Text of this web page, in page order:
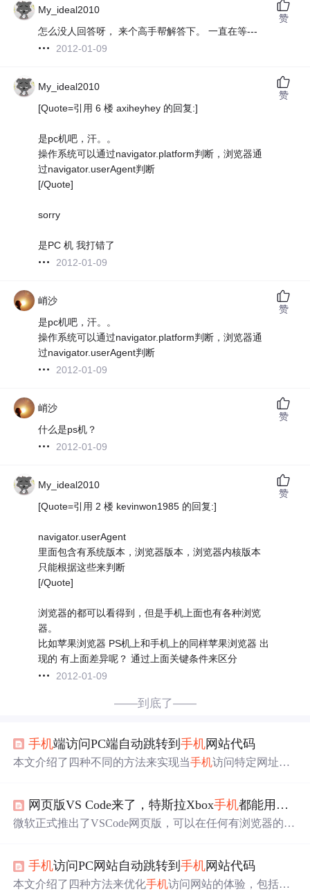
My_ideal2010
怎么没人回答呀， 来个高手帮解答下。 一直在等---
2012-01-09
赞
My_ideal2010
[Quote=引用 6 楼 axiheyhey 的回复:]
是pc机吧，汗。。
操作系统可以通过navigator.platform判断，浏览器通
过navigator.userAgent判断
[/Quote]
sorry
是PC 机 我打错了
2012-01-09
赞
峭沙
是pc机吧，汗。。
操作系统可以通过navigator.platform判断，浏览器通
过navigator.userAgent判断
2012-01-09
赞
峭沙
什么是ps机？
2012-01-09
赞
My_ideal2010
[Quote=引用 2 楼 kevinwon1985 的回复:]
navigator.userAgent
里面包含有系统版本，浏览器版本，浏览器内核版本
只能根据这些来判断
[/Quote]
浏览器的都可以看得到，但是手机上面也有各种浏览
器。
比如苹果浏览器 PS机上和手机上的同样苹果浏览器 出
现的 有上面差异呢？ 通过上面关键条件来区分
2012-01-09
赞
——到底了——
手机端访问PC端自动跳转到手机网站代码
本文介绍了四种不同的方法来实现当手机访问特定网址时
设备访问，并据此进行页面重定向。
网页版VS Code来了，特斯拉Xbox手机都能用，随时随地写bug
微软正式推出了VSCode网页版，可以在任何有浏览器的设
成，但暂不支持在线编译和某些插件。尽管功能有限，它
为程序员在外出时查看和编辑代码提供了便利。微软表
手机访问PC网站自动跳转到手机网站代码
本文介绍了四种方法来优化手机访问网站的体验，包括跳